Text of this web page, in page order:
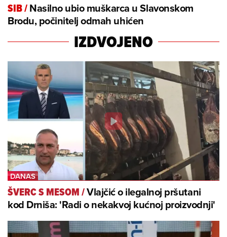
SIB/Nasilno ubio muškarca u Slavonskom
Brodu, počinitelj odmah uhićen
IZDVOJENO
ŠVERC S MESOM/Vlajčić o ilegalnoj pršutani
kod Drniša: 'Radi o nekakvoj kućnoj proizvodnji'